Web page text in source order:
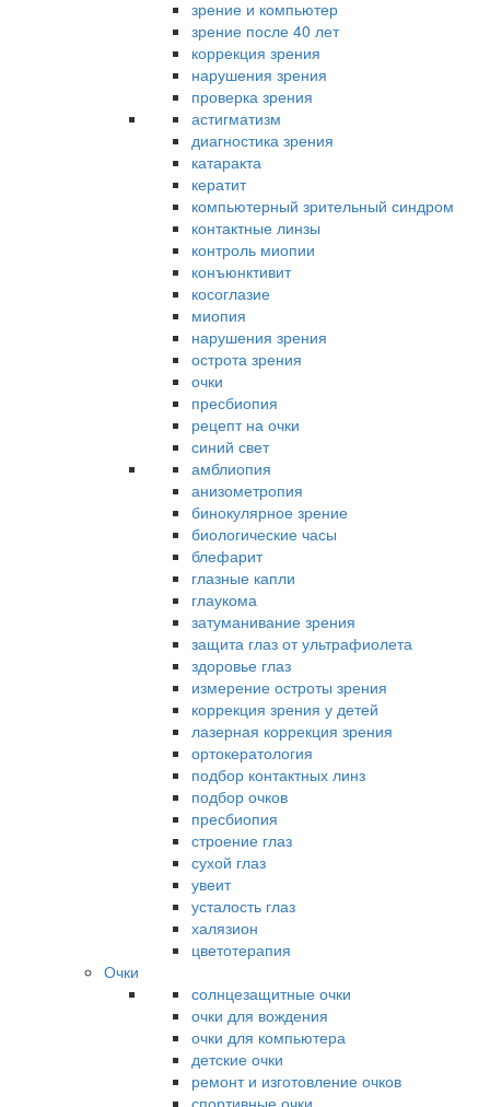
зрение и компьютер
зрение после 40 лет
коррекция зрения
нарушения зрения
проверка зрения
астигматизм
диагностика зрения
катаракта
кератит
компьютерный зрительный синдром
контактные линзы
контроль миопии
конъюнктивит
косоглазие
миопия
нарушения зрения
острота зрения
очки
пресбиопия
рецепт на очки
синий свет
амблиопия
анизометропия
бинокулярное зрение
биологические часы
блефарит
глазные капли
глаукома
затуманивание зрения
защита глаз от ультрафиолета
здоровье глаз
измерение остроты зрения
коррекция зрения у детей
лазерная коррекция зрения
ортокератология
подбор контактных линз
подбор очков
пресбиопия
строение глаз
сухой глаз
увеит
усталость глаз
халязион
цветотерапия
Очки
солнцезащитные очки
очки для вождения
очки для компьютера
детские очки
ремонт и изготовление очков